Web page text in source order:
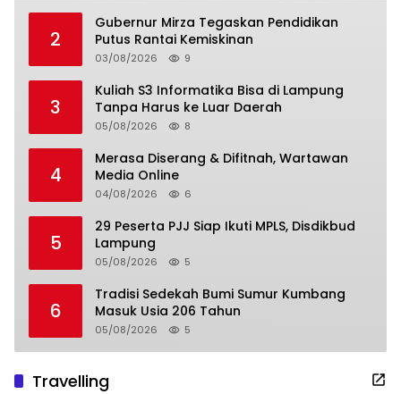
2
Gubernur Mirza Tegaskan Pendidikan
Putus Rantai Kemiskinan
03/08/2026 9
3
Kuliah S3 Informatika Bisa di Lampung
Tanpa Harus ke Luar Daerah
05/08/2026 8
4
Merasa Diserang & Difitnah, Wartawan
Media Online
04/08/2026 6
5
29 Peserta PJJ Siap Ikuti MPLS, Disdikbud
Lampung
05/08/2026 5
6
Tradisi Sedekah Bumi Sumur Kumbang
Masuk Usia 206 Tahun
05/08/2026 5
Travelling